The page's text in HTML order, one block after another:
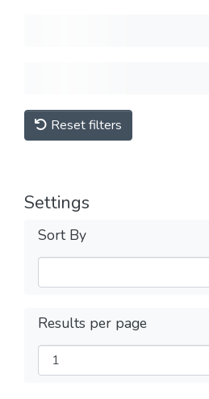
Reset filters
Settings
Sort By
Results per page